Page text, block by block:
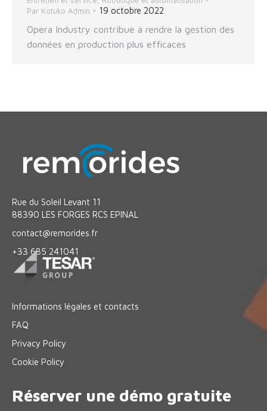
Par Kotuko Admin 19 octobre 2022
Opera Industry contribue à rendre la gestion des
données en production plus efficaces
Rue du Soleil Levant 11
88390 LES FORGES RCS EPINAL
contact@remorides.fr
+33 685 241041
Informations légales et contacts
FAQ
Privacy Policy
Cookie Policy
Réserver une démo gratuite